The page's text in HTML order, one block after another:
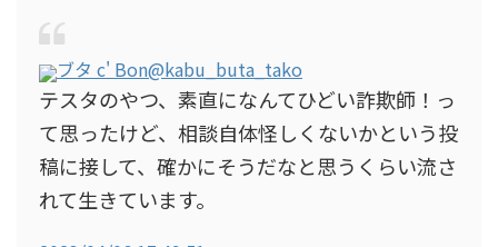
ブタ c' Bon@kabu_buta_tako
テスタのやつ、素直になんてひどい詐欺師！っ
て思ったけど、相談自体怪しくないかという投
稿に接して、確かにそうだなと思うくらい流さ
れて生きています。